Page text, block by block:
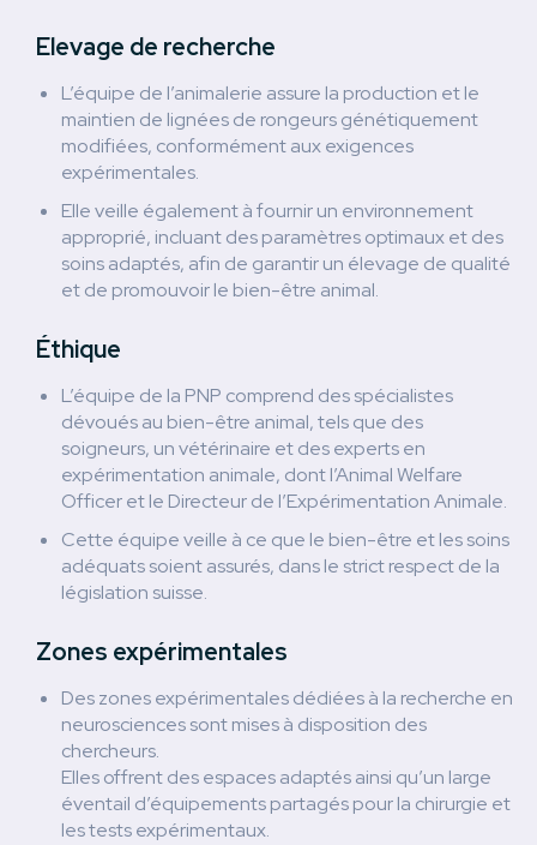
Elevage de recherche
L’équipe de l’animalerie assure la production et le
maintien de lignées de rongeurs génétiquement
modifiées, conformément aux exigences
expérimentales.
Elle veille également à fournir un environnement
approprié, incluant des paramètres optimaux et des
soins adaptés, afin de garantir un élevage de qualité
et de promouvoir le bien-être animal.
Éthique
L’équipe de la PNP comprend des spécialistes
dévoués au bien-être animal, tels que des
soigneurs, un vétérinaire et des experts en
expérimentation animale, dont l’Animal Welfare
Officer et le Directeur de l’Expérimentation Animale.
Cette équipe veille à ce que le bien-être et les soins
adéquats soient assurés, dans le strict respect de la
législation suisse.
Zones expérimentales
Des zones expérimentales dédiées à la recherche en
neurosciences sont mises à disposition des
chercheurs.
Elles offrent des espaces adaptés ainsi qu’un large
éventail d’équipements partagés pour la chirurgie et
les tests expérimentaux.